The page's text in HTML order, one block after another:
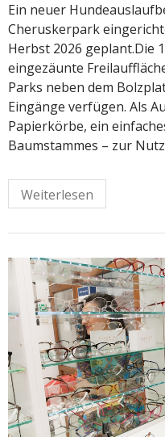
Ein neuer
Cheruskerpark
Herbst 2026 geplant.Die
eingezäunte
Parks neben dem
Eingänge verfügen. Als
Papierkörbe, ein
Baumstammes – zur
Weiterlesen